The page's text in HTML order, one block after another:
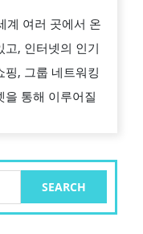
계 여러 곳에서 온
고, 인터넷의 인기
핑, 그룹 네트워킹
통해 이루어질